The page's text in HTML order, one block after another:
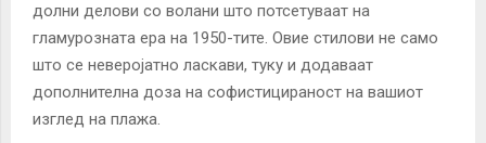
долни делови со волани што потсетуваат на
гламурозната ера на 1950-тите. Овие стилови не само
што се неверојатно ласкави, туку и додаваат
дополнителна доза на софистицираност на вашиот
изглед на плажа.